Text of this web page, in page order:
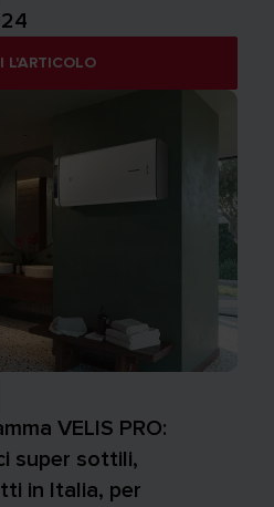
L'ARTICOLO
VELIS PRO:
super sottili,
in Italia, per